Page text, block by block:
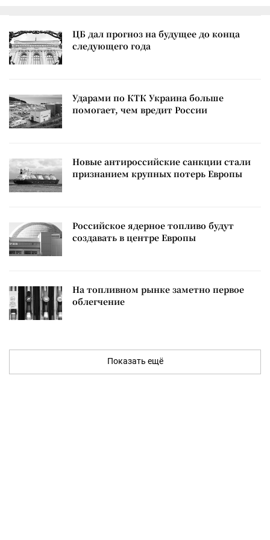
ЦБ дал прогноз на будущее до конца
следующего года
Ударами по КТК Украина больше
помогает, чем вредит России
Новые антироссийские санкции стали
признанием крупных потерь Европы
Российское ядерное топливо будут
создавать в центре Европы
На топливном рынке заметно первое
облегчение
Показать ещё